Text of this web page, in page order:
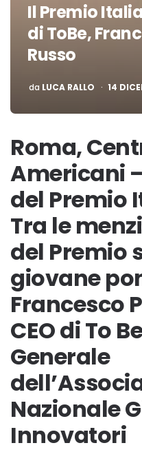
Il Premio
di ToBe,
Russo
PUBBLICATO
da LUCA RALLO 14
Roma,
Americani
del Premio
Tra le
del Premio
giovane
Francesco
CEO di To
Generale
Nazionale
Innovatori